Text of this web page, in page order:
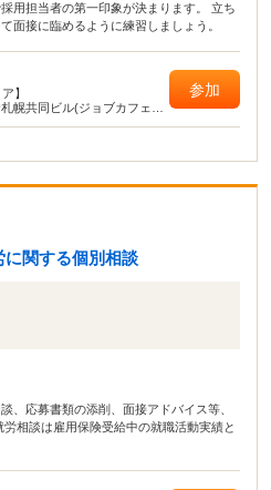
用担当者の第一印象が決まります。 立ち
面接に臨めるように練習しましょう。
】
幌共同ビル(ジョブカフェ北
参加
関する個別相談
、応募書類の添削、面接アドバイス等、
相談は雇用保険受給中の就職活動実績と